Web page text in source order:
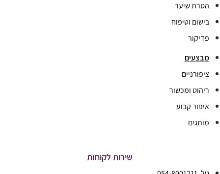
הסרת שיער
בישום וטיפוח
פדיקור
מבצעים
ציפורניים
ריהוט ומכשור
איפור קבוע
מותגים
שירות לקוחות